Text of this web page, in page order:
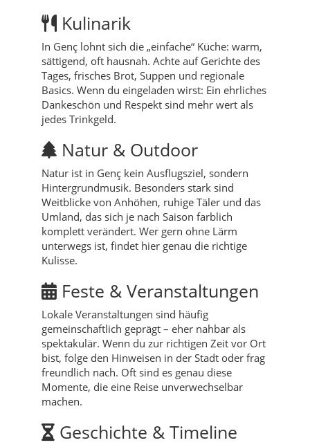
Kulinarik
In Genç lohnt sich die „einfache“ Küche: warm,
sättigend, oft hausnah. Achte auf Gerichte des
Tages, frisches Brot, Suppen und regionale
Basics. Wenn du eingeladen wirst: Ein ehrliches
Dankeschön und Respekt sind mehr wert als
jedes Trinkgeld.
Natur & Outdoor
Natur ist in Genç kein Ausflugsziel, sondern
Hintergrundmusik. Besonders stark sind
Weitblicke von Anhöhen, ruhige Täler und das
Umland, das sich je nach Saison farblich
komplett verändert. Wer gern ohne Lärm
unterwegs ist, findet hier genau die richtige
Kulisse.
Feste & Veranstaltungen
Lokale Veranstaltungen sind häufig
gemeinschaftlich geprägt – eher nahbar als
spektakulär. Wenn du zur richtigen Zeit vor Ort
bist, folge den Hinweisen in der Stadt oder frag
freundlich nach. Oft sind es genau diese
Momente, die eine Reise unverwechselbar
machen.
Geschichte & Timeline